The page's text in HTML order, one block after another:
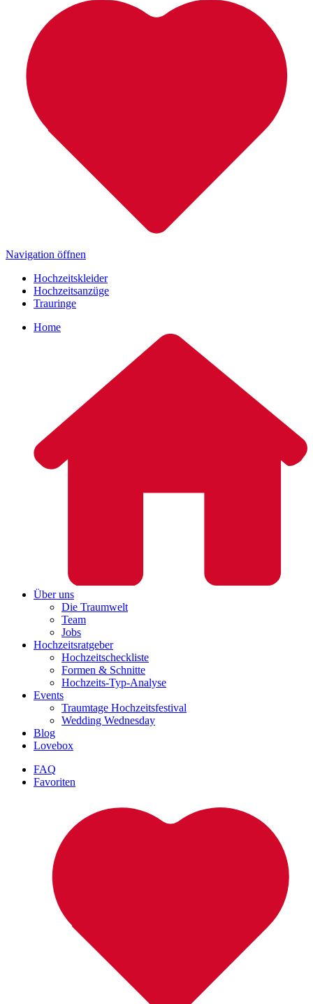
Navigation öffnen
Hochzeitskleider
Hochzeitsanzüge
Trauringe
Home
Über uns
Die Traumwelt
Team
Jobs
Hochzeitsratgeber
Hochzeitscheckliste
Formen & Schnitte
Hochzeits-Typ-Analyse
Events
Traumtage Hochzeitsfestival
Wedding Wednesday
Blog
Lovebox
FAQ
Favoriten